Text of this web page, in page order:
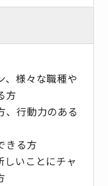
、様々な職種や
方
、行動力のある
きる方
しいことにチャ